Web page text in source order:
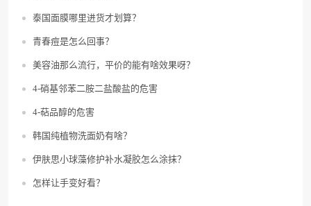
泰国面膜哪里进货才划算？
青春痘是怎么回事？
美容油那么流行，平价的能有啥效果呀？
4-硝基邻苯二胺二盐酸盐的危害
4-萜品醇的危害
韩国纯植物洗面奶有啥？
伊肤思小球藻修护补水凝胶怎么涂抹？
怎样让手变好看？